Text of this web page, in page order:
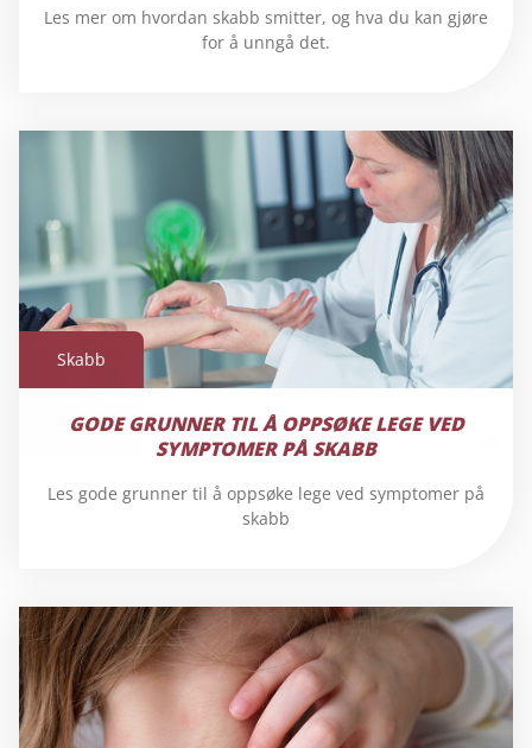
Les mer om hvordan skabb smitter, og hva du kan gjøre
for å unngå det.
Skabb
Skabb
GODE GRUNNER TIL Å OPPSØKE LEGE VED
SYMPTOMER PÅ SKABB
Les gode grunner til å oppsøke lege ved symptomer på
skabb